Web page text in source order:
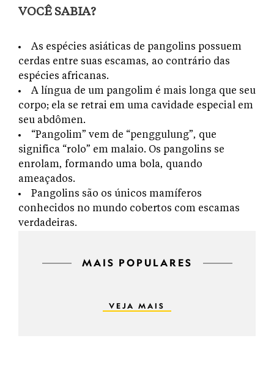
VOCÊ SABIA?
As espécies asiáticas de pangolins possuem
cerdas entre suas escamas, ao contrário das
espécies africanas.
A língua de um pangolim é mais longa que seu
corpo; ela se retrai em uma cavidade especial em
seu abdômen.
“Pangolim” vem de “penggulung”, que
significa “rolo” em malaio. Os pangolins se
enrolam, formando uma bola, quando
ameaçados.
Pangolins são os únicos mamíferos
conhecidos no mundo cobertos com escamas
verdadeiras.
MAIS POPULARES
VEJA MAIS